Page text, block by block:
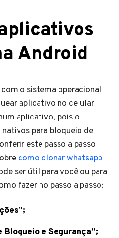
Android
o sistema operacional
aplicativo no celular
aplicativo, pois o
para bloqueio de
este passo a passo
como clonar whatsapp
ser útil para você ou para
fazer no passo a passo:
Bloqueio e Segurança”;